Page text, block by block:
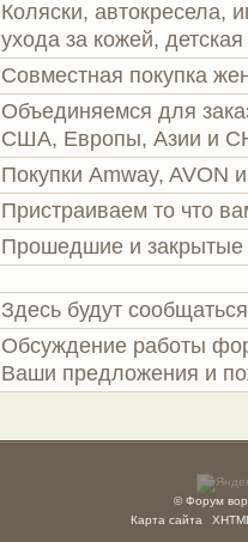
Коляски, автокресела,
ухода за кожей,
Совместная покупка
Объединяемся для
США, Европы, Азии и
Покупки Amway, AVON
Пристраиваем то что
Прошедшие и закрытые
Здесь будут
Обсуждение работы
Ваши предложения и
© Форум
Карта сайта